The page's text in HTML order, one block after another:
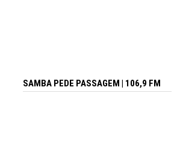
SAMBA PEDE PASSAGEM | 106,9 FM